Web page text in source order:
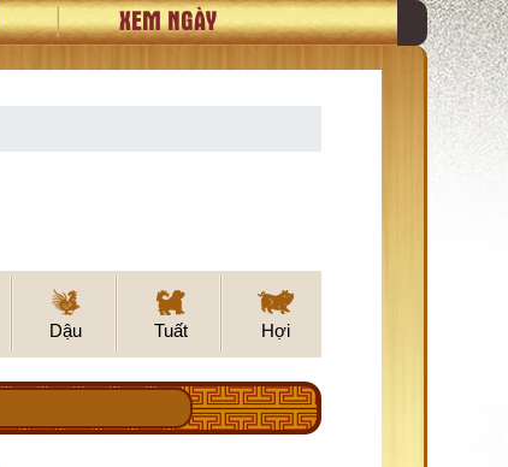
XEM NGÀY
Dậu Tuất Hợi